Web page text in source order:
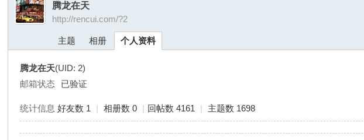
周
易
腾龙在天
http://rencui.com/?2
主题 相册 个人资料
腾龙在天(UID: 2)
邮箱状态
已验证
统计信息 好友数 1 | 相册数 0 | 回帖数 4161 | 主题数 1698